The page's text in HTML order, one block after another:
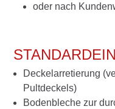
oder nach
Deckelarretierung
Pultdeckels)
Bodenbleche zur